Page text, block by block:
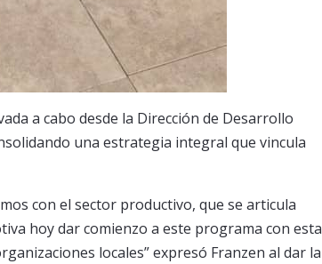
a cabo desde la Dirección de Desarrollo
una estrategia integral que vincula
con el sector productivo, que se articula
hoy dar comienzo a este programa con esta
locales” expresó Franzen al dar la